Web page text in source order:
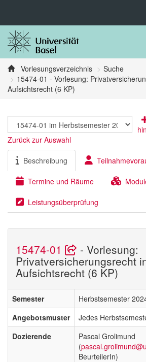
Vorlesungsverzeichnis
Suche
15474-01 - Vorlesung:
Aufsichtsrecht (6 KP)
Zurück zur Auswahl
Beschreibung
Termine und Räume
Leistungsüberprüfung
15474-01 - Vorlesung:
Privatversicherungsrecht
Aufsichtsrecht (6 KP)
Semester
Herbstsemester
Angebotsmuster
Jedes
Dozierende
Pascal Grolimund
(
BeurteilerIn)